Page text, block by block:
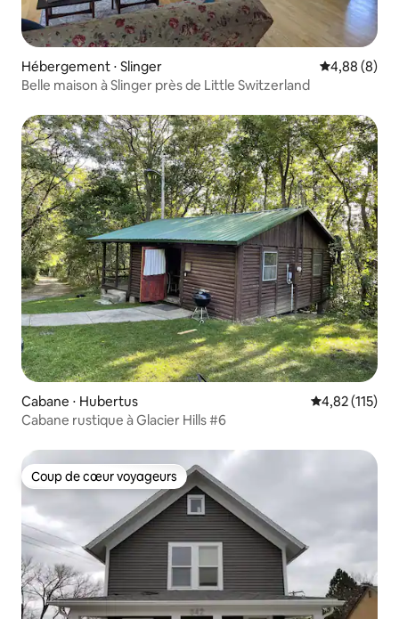
Hébergement ⋅ Slinger Évaluation
4,88 (8)
Belle maison à Slinger près de Little Switzerland
Cabane ⋅ Hubertus Évaluation
4,82 (115)
Cabane rustique à Glacier Hills #6
Coup de cœur voyageurs
Coup de cœur voyageurs